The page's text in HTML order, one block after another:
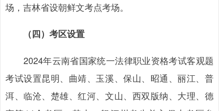
场，吉林省设朝鲜文考点考场。
（四）考区设置
2024年云南省国家统一法律职业资格考试客观题
考试设置昆明、曲靖、玉溪、保山、昭通、丽江、普
洱、临沧、楚雄、红河、文山、西双版纳、大理、德